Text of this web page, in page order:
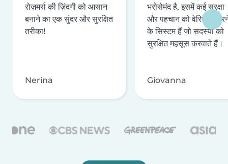
रोज़मर्रा की ज़िंदगी को आसान
बनाने का एक सुंदर और सुरक्षित
तरीका!
Nerina
भरोसेमंद है, इसमें कई सुरक्षा
और पहचान को वेरिफ़ाई
के सिस्टम हैं जो सदस्यों को
सुरक्षित महसूस करवाते हैं।
Giovanna